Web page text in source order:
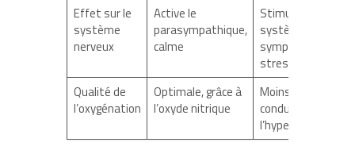
Effet sur le
système
nerveux
Active le
parasympathique,
calme
Stimule le
système
sympathique,
stress
Qualité de
l’oxygénation
Optimale, grâce à
l’oxyde nitrique
Moins efficace,
conduit à
l’hyperventilation